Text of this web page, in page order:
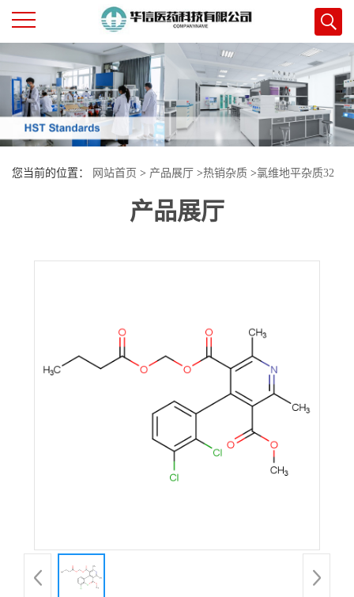
公
司
首
页
司
书
您当前的位置： 网站首页 > 产品展厅 >热销杂质 >氯维地平杂质32
产品展厅